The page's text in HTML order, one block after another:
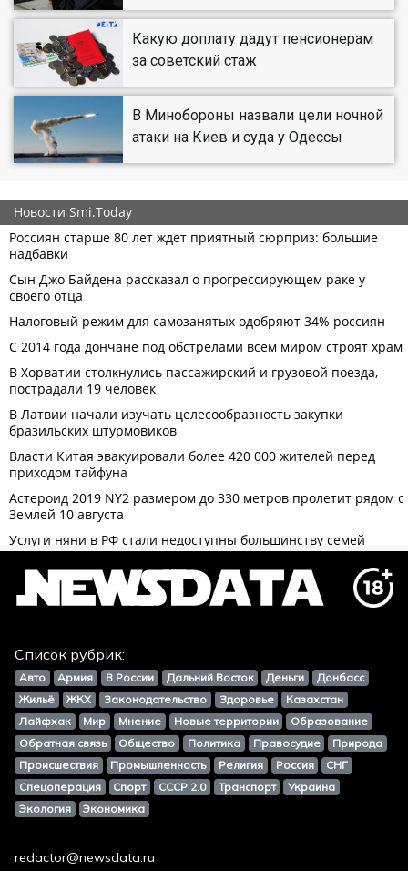
Какую доплату дадут пенсионерам
за советский стаж
В Минобороны назвали цели ночной
атаки на Киев и суда у Одессы
Список рубрик:
Авто Армия В России Дальний Восток Деньги
Донбасс
Жильё
ЖКХ Законодательство Здоровье
Казахстан
Лайфхак
Мир Мнение Новые территории
Образование
Обратная связь
Общество Политика Правосудие
Природа
Происшествия
Промышленность Религия Россия
СНГ
Спецоперация
Спорт СССР 2.0 Транспорт
Украина
Экология
Экономика
redactor@newsdata.ru